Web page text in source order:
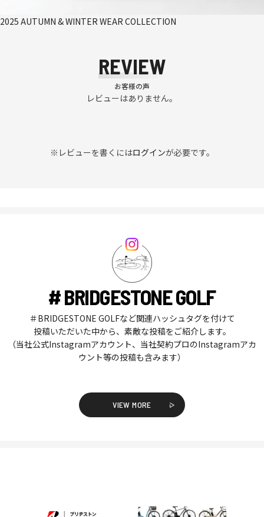
2025 AUTUMN & WINTER WEAR COLLECTION
REVIEW
お客様の声
レビューはありません。
※レビューを書くにはログインが必要です。
# BRIDGESTONE GOLF
＃BRIDGESTONE GOLFなど関連ハッシュタグを付けて
投稿いただいた中から、素敵な投稿をご紹介します。
（当社公式Instagramアカウント、当社契約プロのInstagramアカ
ウント等の投稿も含みます）
VIEW MORE